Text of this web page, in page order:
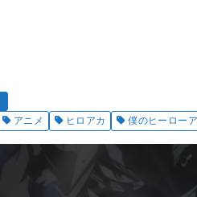
アニメ ヒロアカ 僕のヒーロー